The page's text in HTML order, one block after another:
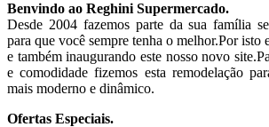
Benvindo ao Reghini Supermercado.
Desde 2004 fazemos parte da sua família
para que você sempre tenha o melhor.Por isto
e também inaugurando este nosso novo
e comodidade fizemos esta remodelação
mais moderno e dinâmico.
Ofertas Especiais.